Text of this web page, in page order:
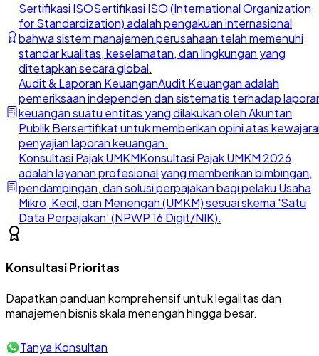
Sertifikasi ISOSertifikasi ISO (International Organization
for Standardization) adalah pengakuan internasional
bahwa sistem manajemen perusahaan telah memenuhi
standar kualitas, keselamatan, dan lingkungan yang
ditetapkan secara global.
Audit & Laporan KeuanganAudit Keuangan adalah
pemeriksaan independen dan sistematis terhadap
keuangan suatu entitas yang dilakukan oleh Akuntan
Publik Bersertifikat untuk memberikan opini atas
penyajian laporan keuangan.
Konsultasi Pajak UMKMKonsultasi Pajak UMKM 2026
adalah layanan profesional yang memberikan bimbingan,
pendampingan, dan solusi perpajakan bagi pelaku Usaha
Mikro, Kecil, dan Menengah (UMKM) sesuai skema 'Satu
Data Perpajakan' (NPWP 16 Digit/NIK).
Konsultasi Prioritas
Dapatkan panduan komprehensif untuk legalitas dan
manajemen bisnis skala menengah hingga besar.
Tanya Konsultan